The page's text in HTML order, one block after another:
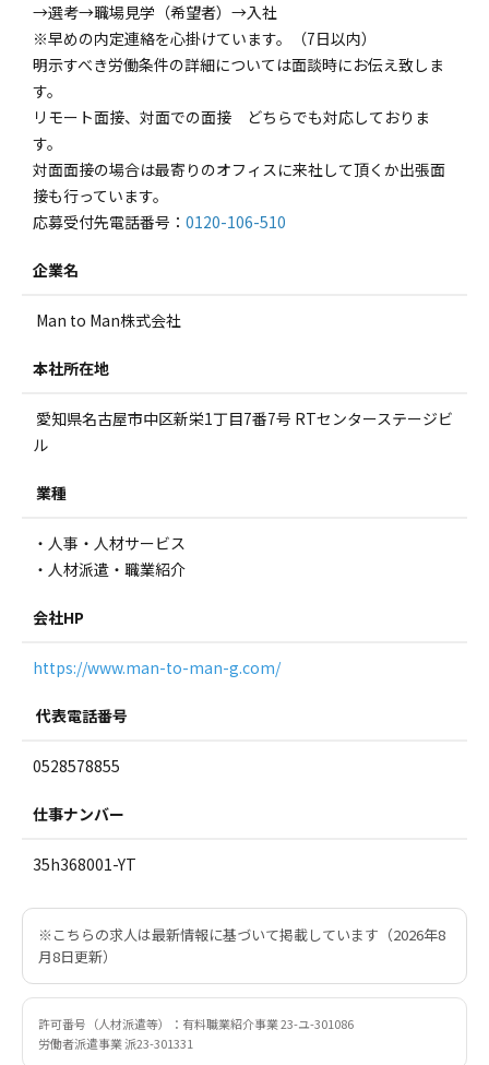
→選考→職場見学（希望者）→入社
※早めの内定連絡を心掛けています。（7日以内）
明示すべき労働条件の詳細については面談時にお伝え致しま
す。
リモート面接、対面での面接 どちらでも対応しておりま
す。
対面面接の場合は最寄りのオフィスに来社して頂くか出張面
接も行っています。
応募受付先電話番号： 0120-106-510
企業名
Man to Man株式会社
本社所在地
愛知県名古屋市中区新栄1丁目7番7号 RTセンターステージビ
ル
業種
・人事・人材サービス
・人材派遣・職業紹介
会社HP
https://www.man-to-man-g.com/
代表電話番号
0528578855
仕事ナンバー
35h368001-YT
※こちらの求人は最新情報に基づいて掲載しています（2026年8
月8日更新）
許可番号（人材派遣等）：有料職業紹介事業 23-ユ-301086
労働者派遣事業 派23-301331